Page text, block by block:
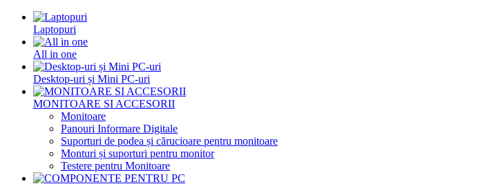
Laptopuri
All in one
Desktop-uri și Mini PC-uri
MONITOARE SI ACCESORII
Monitoare
Panouri Informare Digitale
Suporturi de podea și cărucioare pentru monitoare
Monturi și suporturi pentru monitor
Testere pentru Monitoare